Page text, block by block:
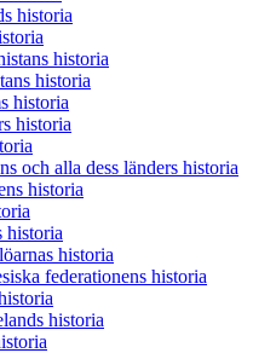
historia
historia
historia
historia
historia
och alla dess länders historia
historia
historia
historia
federationens historia
historia